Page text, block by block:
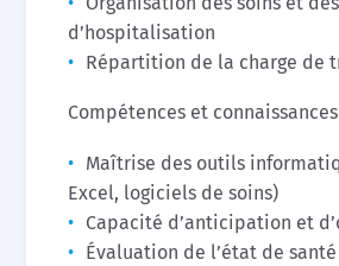
d’hospitalisation
Répartition de la charge de
Compétences et
Maîtrise des outils
Excel, logiciels de soins)
Capacité d’anticipation et
Évaluation de l’état de